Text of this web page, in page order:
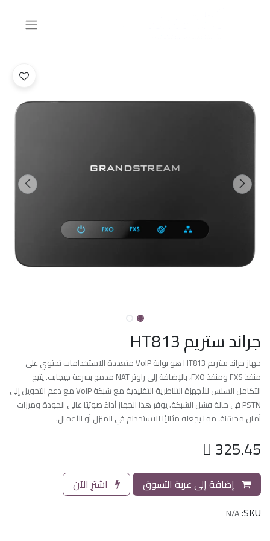
جراند ستريم HT813
جهاز جراند ستريم HT813 هو بوابة VoIP متعددة الاستخدامات تحتوي على
منفذ FXS ومنفذ FXO، بالإضافة إلى راوتر NAT مدمج بسرعة جيجابت. يتيح
التكامل السلس للأجهزة التناظرية التقليدية مع شبكة VoIP مع دعم التحويل إلى
PSTN في حالة فشل الشبكة. يوفر هذا الجهاز أداءً صوتيًا عالي الجودة وميزات
أمان محسّنة، مما يجعله مثاليًا للاستخدام في المنزل أو الأعمال.
325.45
إضافة إلى عربة التسوق
اشترِ الآن
SKU:
N/A